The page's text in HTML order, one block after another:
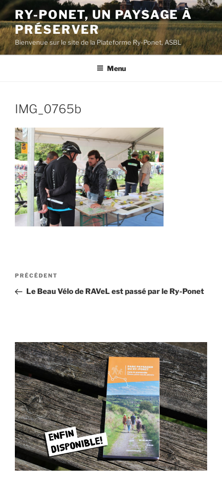
Aller
au
contenu
principal
RY-PONET, UN PAYSAGE À
PRÉSERVER
Bienvenue sur le site de la Plateforme Ry-Ponet, ASBL
Menu
IMG_0765b
Navigation
l’article
Article
précédent
PRÉCÉDENT
Le Beau Vélo de RAVeL est passé par le Ry-Ponet